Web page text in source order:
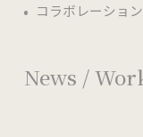
コラボレーショ
News /